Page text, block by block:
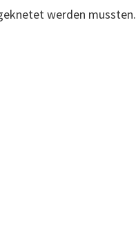
werden mussten.